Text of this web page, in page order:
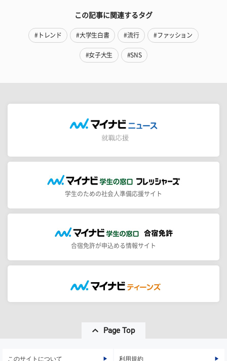
この記事に関連するタグ
#トレンド #大学生白書 #流行 #ファッション
#女子大生 #SNS
学生のための社会人準備応援サイト
合宿免許が申込める情報サイト
Page Top
このサイトについて 利用規約